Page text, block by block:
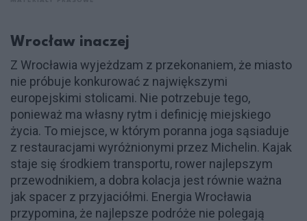
Wrocław inaczej
Z Wrocławia wyjeżdzam z przekonaniem, że miasto
nie próbuje konkurować z największymi
europejskimi stolicami. Nie potrzebuje tego,
ponieważ ma własny rytm i definicję miejskiego
życia. To miejsce, w którym poranna joga sąsiaduje
z restauracjami wyróżnionymi przez Michelin. Kajak
staje się środkiem transportu, rower najlepszym
przewodnikiem, a dobra kolacja jest równie ważna
jak spacer z przyjaciółmi. Energia Wrocławia
przypomina, że najlepsze podróże nie polegają